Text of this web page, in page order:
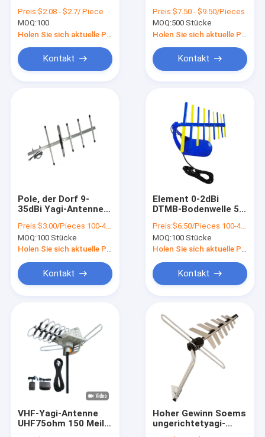
Produkte
Videos
VR Show
analoge
Fernsehantenne im
Freien
Preis:$2.08 - $2.7/ Piece
MOQ:100
Kontakt
Fernsehantenne
Gewinn-VHF-UHF
18dBi
Preis:$7.50 - $9.50/Pieces
MOQ:500 Stücke
Kontakt
Pole, der Dorf 9-
35dBi Yagi-Antennen-
Installation anbringt
Preis:$3.00/Pieces 100-499 Pieces
MOQ:100 Stücke
Holen Sie sich aktuelle Preis
Kontakt
Element 0-2dBi
DTMB-Bodenwelle 5
Freien stabile
Leistung
Preis:$6.50/Pieces 100-499 Pieces
MOQ:100 Stücke
Holen Sie sich aktuelle Preis
Kontakt
VHF-Yagi-Antenne
UHF75ohm 150 Meile
Hoher Gewinn Soems
ungerichtetyagi-